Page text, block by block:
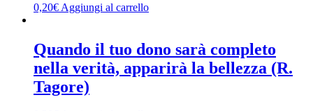
0,20€ Aggiungi al carrello
Quando il tuo dono sarà completo
nella verità, apparirà la bellezza (R.
Tagore)